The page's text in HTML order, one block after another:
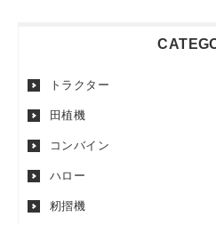
トラクター
田植機
コンバイン
ハロー
籾摺機